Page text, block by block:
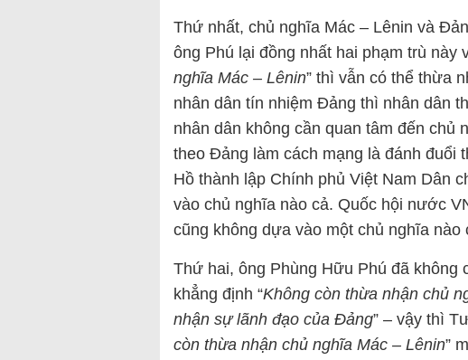
Thứ nhất, chủ nghĩa Mác – Lênin và
ông Phú lại đồng nhất hai phạm trù này
nghĩa Mác – Lênin” thì vẫn có thể thừa
nhân dân tín nhiệm Đảng thì nhân dân
nhân dân không cần quan tâm đến chủ
theo Đảng làm cách mạng là đánh đuổi
Hồ thành lập Chính phủ Việt Nam Dân
vào chủ nghĩa nào cả. Quốc hội nước
cũng không dựa vào một chủ nghĩa nào
Thứ hai, ông Phùng Hữu Phú đã
khẳng định “Không còn thừa nhận chủ
nhận sự lãnh đạo của Đảng” – vậy thì
còn thừa nhận chủ nghĩa Mác – Lênin”